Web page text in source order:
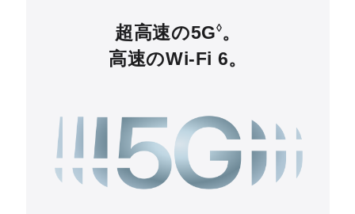
超高速の5G◊。
高速のWi-Fi 6。